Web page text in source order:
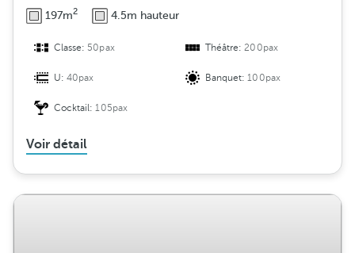
197m2 4.5m hauteur
Classe: 50pax Théâtre:200pax
U:40pax Banquet:100pax
Cocktail:105pax
Voir détail